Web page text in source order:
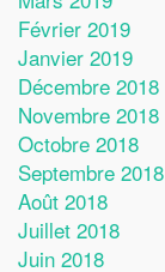
Février 2019
Janvier 2019
Décembre 2018
Novembre 2018
Octobre 2018
Septembre 2018
Août 2018
Juillet 2018
Juin 2018